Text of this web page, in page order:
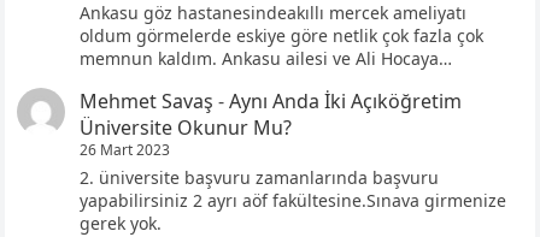
Ankasu göz hastanesindeakıllı mercek ameliyatı
oldum görmelerde eskiye göre netlik çok fazla çok
memnun kaldım. Ankasu ailesi ve Ali Hocaya…
Mehmet Savaş -Aynı Anda İki Açıköğretim
Üniversite Okunur Mu?
26 Mart 2023
2. üniversite başvuru zamanlarında başvuru
yapabilirsiniz 2 ayrı aöf fakültesine.Sınava girmenize
gerek yok.